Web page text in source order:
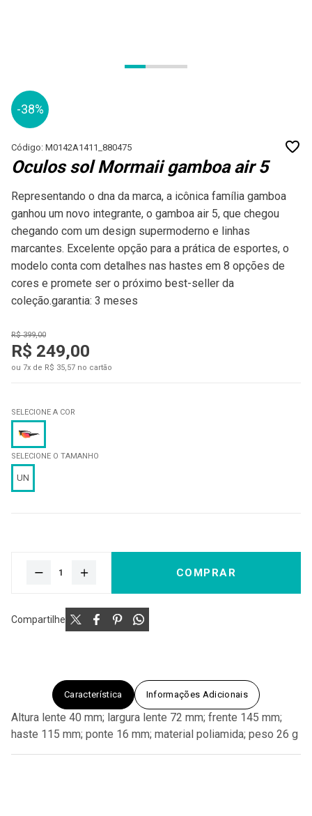
-38%
Código: M0142A1411_880475
Oculos sol Mormaii gamboa air 5
Representando o dna da marca, a icônica família gamboa
ganhou um novo integrante, o gamboa air 5, que chegou
chegando com um design supermoderno e linhas
marcantes. Excelente opção para a prática de esportes, o
modelo conta com detalhes nas hastes em 8 opções de
cores e promete ser o próximo best-seller da
coleção.garantia: 3 meses
R$ 399,00
R$ 249,00
ou 7x de R$ 35,57 no cartão
SELECIONE O TAMANHO
UN
SELECIONE A COR
COMPRAR
Compartilhe
Característica Informações Adicionais
Altura lente 40 mm; largura lente 72 mm; frente 145 mm;
haste 115 mm; ponte 16 mm; material poliamida; peso 26 g